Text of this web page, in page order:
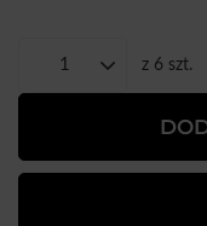
z 6 szt.